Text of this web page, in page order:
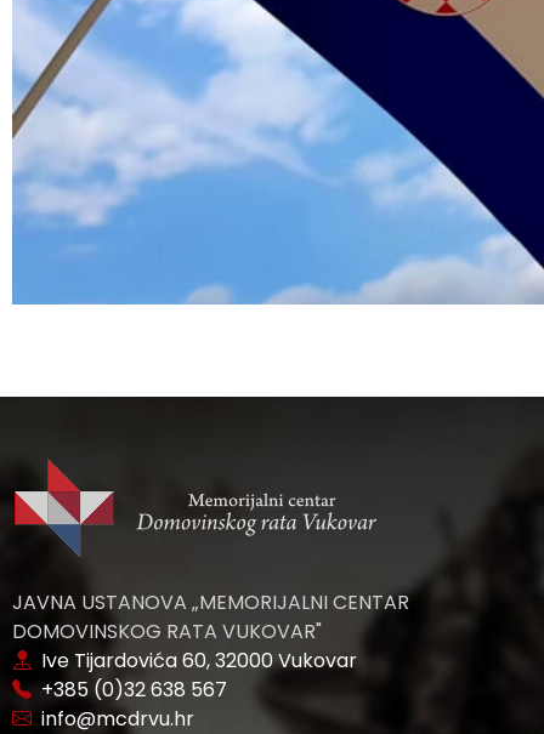
JAVNA USTANOVA „MEMORIJALNI CENTAR
DOMOVINSKOG RATA VUKOVAR"
Ive Tijardovića 60, 32000 Vukovar
+385 (0)32 638 567
info@mcdrvu.hr